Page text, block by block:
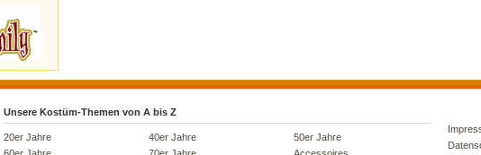
Unsere Kostüm-Themen von A bis Z
20er Jahre 40er Jahre
50er Jahre